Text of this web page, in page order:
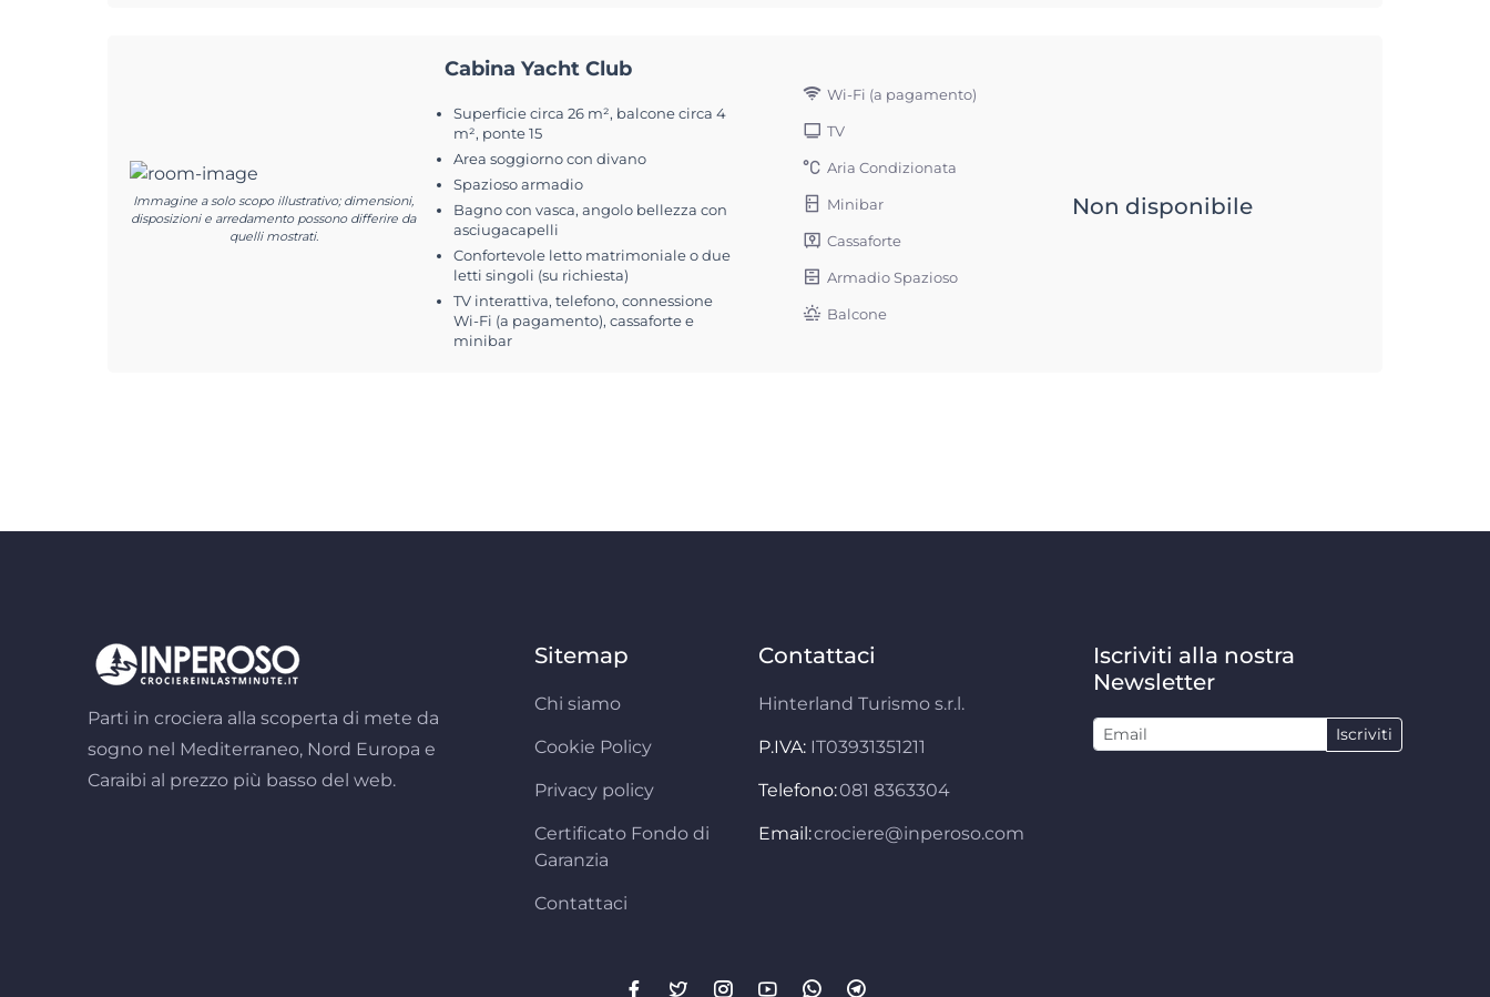
Immagine a solo scopo illustrativo; dimensioni,
disposizioni e arredamento possono differire da
quelli mostrati.
Cabina Yacht Club
Superficie circa 26 m², balcone circa 4
m², ponte 15
Area soggiorno con divano
Spazioso armadio
Bagno con vasca, angolo bellezza con
asciugacapelli
Confortevole letto matrimoniale o due
letti singoli (su richiesta)
TV interattiva, telefono, connessione
Wi-Fi (a pagamento), cassaforte e
minibar
Wi-Fi (a pagamento)
TV
Aria Condizionata
Minibar
Cassaforte
Armadio Spazioso
Balcone
Non disponibile
Parti in crociera alla scoperta di mete da
sogno nel Mediterraneo, Nord Europa e
Caraibi al prezzo più basso del web.
Sitemap
Chi siamo
Cookie Policy
Privacy policy
Certificato Fondo di
Garanzia
Contattaci
Contattaci
Hinterland Turismo s.r.l.
P.IVA: IT03931351211
Telefono:081 8363304
Email:crociere@inperoso.com
Iscriviti alla nostra
Newsletter
Iscriviti